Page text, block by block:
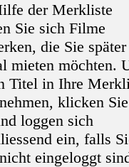
der Merkliste
Sie sich Filme
die Sie später
mieten möchten.
Titel in Ihre
klicken Sie
loggen sich
ein, falls
eingeloggt